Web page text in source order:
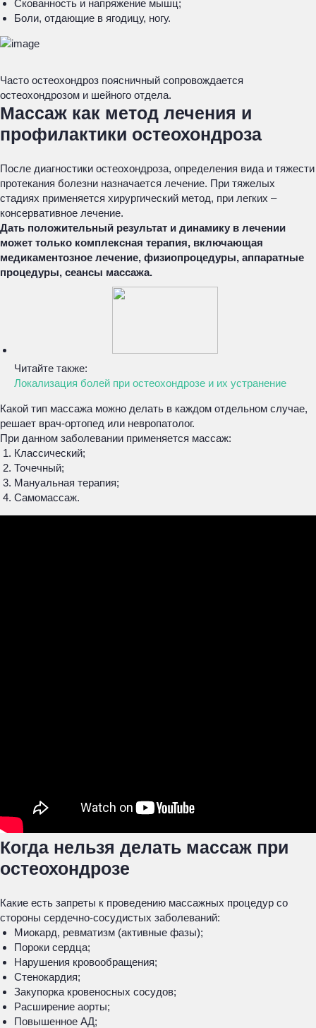
Скованность и напряжение мышц;
Боли, отдающие в ягодицу, ногу.
Часто остеохондроз поясничный сопровождается
остеохондрозом и шейного отдела.
Массаж как метод лечения и
профилактики остеохондроза
После диагностики остеохондроза, определения вида и тяжести
протекания болезни назначается лечение. При тяжелых
стадиях применяется хирургический метод, при легких –
консервативное лечение.
Дать положительный результат и динамику в лечении
может только комплексная терапия, включающая
медикаментозное лечение, физиопроцедуры, аппаратные
процедуры, сеансы массажа.
Читайте также:
Локализация болей при остеохондрозе и их устранение
Какой тип массажа можно делать в каждом отдельном случае,
решает врач-ортопед или невропатолог.
При данном заболевании применяется массаж:
Классический;
Точечный;
Мануальная терапия;
Самомассаж.
Когда нельзя делать массаж при
остеохондрозе
Какие есть запреты к проведению массажных процедур со
стороны сердечно-сосудистых заболеваний:
Миокард, ревматизм (активные фазы);
Пороки сердца;
Нарушения кровообращения;
Стенокардия;
Закупорка кровеносных сосудов;
Расширение аорты;
Повышенное АД;